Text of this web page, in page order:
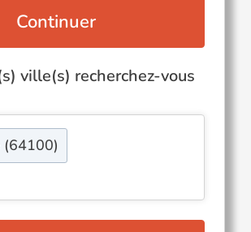
Continuer
ville(s) recherchez-vous
(64100)